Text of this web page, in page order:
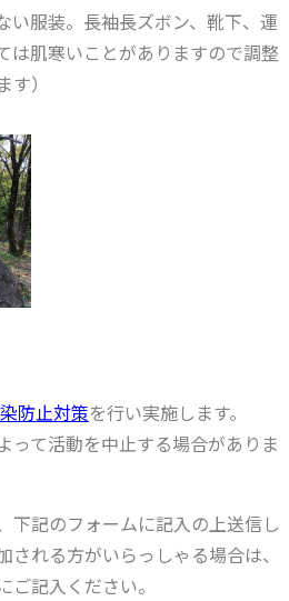
服装。長袖長ズボン、靴下、運
は肌寒いことがありますので調整
）
防止対策を行い実施します。
って活動を中止する場合がありま
記のフォームに記入の上送信し
れる方がいらっしゃる場合は、
記入ください。